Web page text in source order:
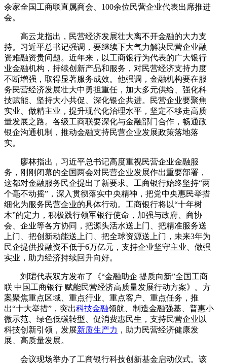
余家全国工商联直属商会、100余位民营企业代表出席推进
会。
高云龙指出，民营经济发展壮大离不开金融的大力支
持。习近平总书记强调，要继续下大气力解决民营企业融
资难融资贵问题。近年来，以工商银行为代表的广大银行
业金融机构，持续创新产品和服务，对民营经济支持力度
不断增强，取得显著服务成效。他强调，金融机构要在服
务民营经济发展壮大中勇担重任，加大多元供给、强化科
技赋能、坚持大小共促、深化银企共进。民营企业要聚焦
实业、做精主业，提升现代化治理水平，坚定不移走高质
量发展之路。各级工商联要深化与金融部门合作，畅通政
银企沟通机制，推动金融支持民营企业发展政策落地落
实。
廖林指出，习近平总书记高度重视民营企业金融服
务，刚刚闭幕的全国两会对民营企业发展作出重要部署，
这都对金融服务民企提出了新要求。工商银行始终坚持“两
个毫不动摇”，深入贯彻落实中央精神，把党中央惠民举措
细化为服务民营企业的具体行动。工商银行将以“十年树
木”的定力，积极践行领军银行使命，加强与政府、商协
会、企业等各方协同，把源头活水送上门、把精准服务送
上门、把创新动能送上门、把全球资源送上门，未来3年为
民企提供投融资不低于6万亿元，支持企业坚守主业、做强
实业，助力经济持续回升向好。
刘珺代表双方发布了《“金融助企 提质向新”全国工商
联 中国工商银行 赋能民营经济高质量发展行动方案》。方
案聚焦重点区域、重点行业、重点客户、重点任务，推
出“十大举措”，突出科技金融领航、制造金融强基、普惠小
微示范、绿色低碳转型、促消费惠民生，支持民营企业以
科技创新引领，发展新质生产力 ，助力民营经济健康发
展、高质量发展。
会议现场举办了工商银行科技创新基金启动仪式。该